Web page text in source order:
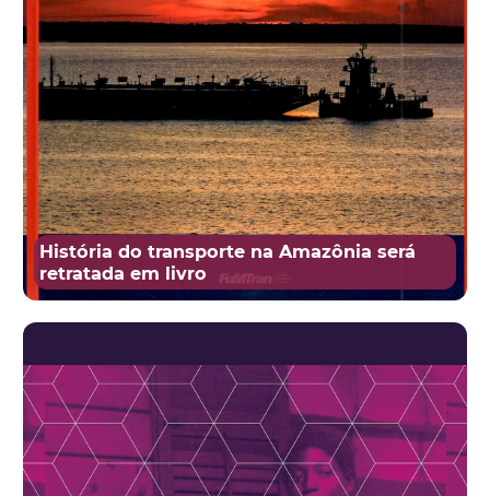
História do transporte na Amazônia será
retratada em livro